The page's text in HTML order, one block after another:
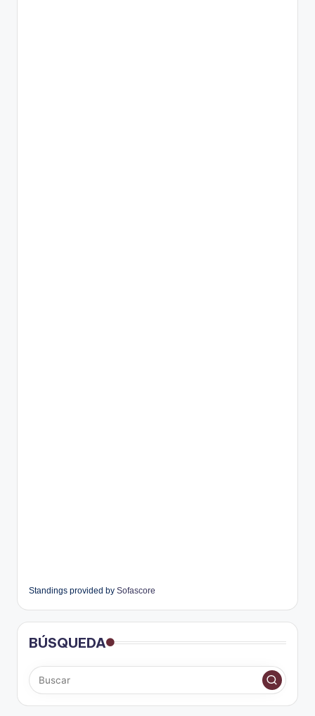
Standings provided by Sofascore
BÚSQUEDA